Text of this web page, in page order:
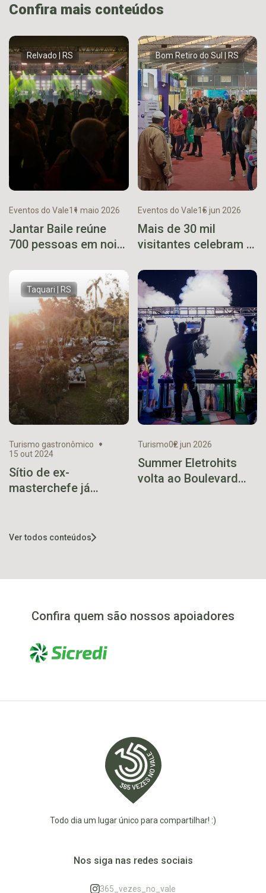
Confira mais conteúdos
Relvado | RS
Eventos do Vale11 maio 2026
Jantar Baile reúne
700 pessoas em noite
celebração dos 38
anos de Relvado
Bom Retiro do Sul | RS
Eventos do Vale15 jun 2026
Mais de 30 mil
visitantes celebram a
história
Taquari | RS
Turismo gastronômico
15 out 2024
Sítio de ex-
masterchefe já
Taquari
Turismo02 jun 2026
Summer Eletrohits
volta ao Boulevard
Ver todos conteúdos
Confira quem são nossos apoiadores
Todo dia um lugar único para compartilhar! :)
Nos siga nas redes sociais
365_vezes_no_vale